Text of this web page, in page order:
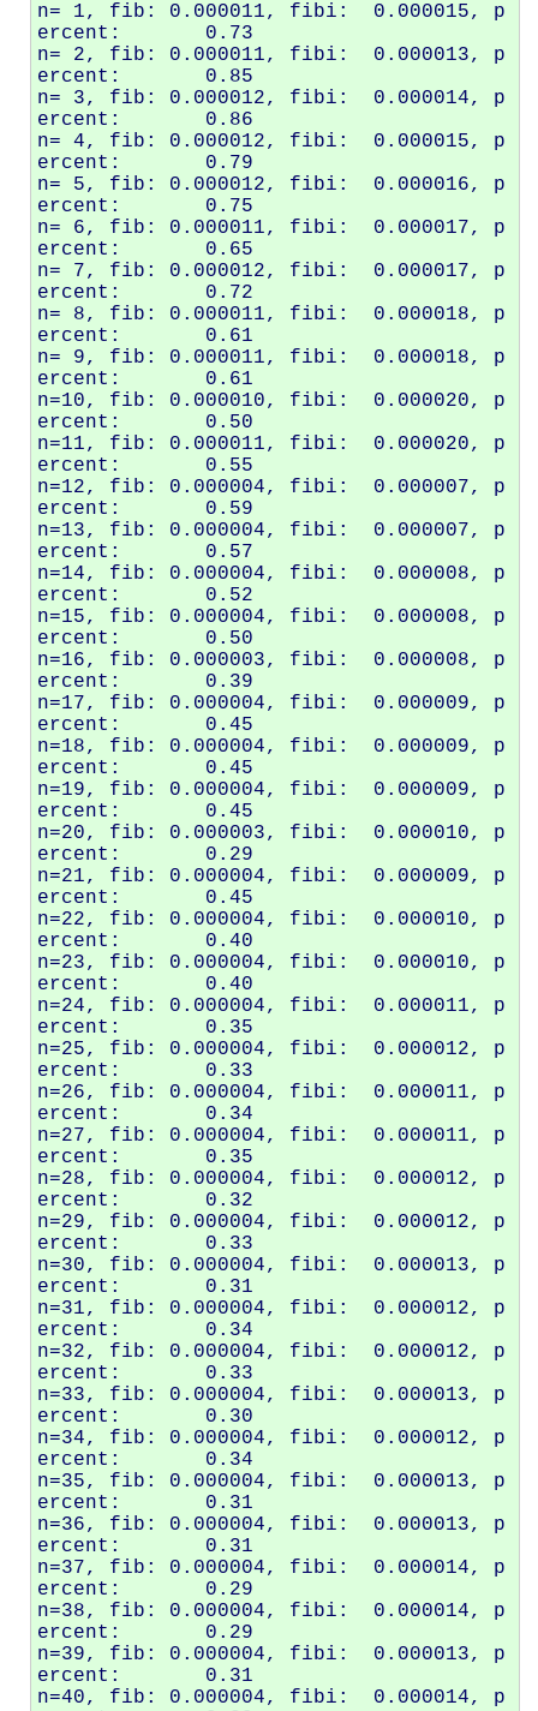
n= 1, fib: 0.000011, fibi:  0.000015, p
ercent:       0.73
n= 2, fib: 0.000011, fibi:  0.000013, p
ercent:       0.85
n= 3, fib: 0.000012, fibi:  0.000014, p
ercent:       0.86
n= 4, fib: 0.000012, fibi:  0.000015, p
ercent:       0.79
n= 5, fib: 0.000012, fibi:  0.000016, p
ercent:       0.75
n= 6, fib: 0.000011, fibi:  0.000017, p
ercent:       0.65
n= 7, fib: 0.000012, fibi:  0.000017, p
ercent:       0.72
n= 8, fib: 0.000011, fibi:  0.000018, p
ercent:       0.61
n= 9, fib: 0.000011, fibi:  0.000018, p
ercent:       0.61
n=10, fib: 0.000010, fibi:  0.000020, p
ercent:       0.50
n=11, fib: 0.000011, fibi:  0.000020, p
ercent:       0.55
n=12, fib: 0.000004, fibi:  0.000007, p
ercent:       0.59
n=13, fib: 0.000004, fibi:  0.000007, p
ercent:       0.57
n=14, fib: 0.000004, fibi:  0.000008, p
ercent:       0.52
n=15, fib: 0.000004, fibi:  0.000008, p
ercent:       0.50
n=16, fib: 0.000003, fibi:  0.000008, p
ercent:       0.39
n=17, fib: 0.000004, fibi:  0.000009, p
ercent:       0.45
n=18, fib: 0.000004, fibi:  0.000009, p
ercent:       0.45
n=19, fib: 0.000004, fibi:  0.000009, p
ercent:       0.45
n=20, fib: 0.000003, fibi:  0.000010, p
ercent:       0.29
n=21, fib: 0.000004, fibi:  0.000009, p
ercent:       0.45
n=22, fib: 0.000004, fibi:  0.000010, p
ercent:       0.40
n=23, fib: 0.000004, fibi:  0.000010, p
ercent:       0.40
n=24, fib: 0.000004, fibi:  0.000011, p
ercent:       0.35
n=25, fib: 0.000004, fibi:  0.000012, p
ercent:       0.33
n=26, fib: 0.000004, fibi:  0.000011, p
ercent:       0.34
n=27, fib: 0.000004, fibi:  0.000011, p
ercent:       0.35
n=28, fib: 0.000004, fibi:  0.000012, p
ercent:       0.32
n=29, fib: 0.000004, fibi:  0.000012, p
ercent:       0.33
n=30, fib: 0.000004, fibi:  0.000013, p
ercent:       0.31
n=31, fib: 0.000004, fibi:  0.000012, p
ercent:       0.34
n=32, fib: 0.000004, fibi:  0.000012, p
ercent:       0.33
n=33, fib: 0.000004, fibi:  0.000013, p
ercent:       0.30
n=34, fib: 0.000004, fibi:  0.000012, p
ercent:       0.34
n=35, fib: 0.000004, fibi:  0.000013, p
ercent:       0.31
n=36, fib: 0.000004, fibi:  0.000013, p
ercent:       0.31
n=37, fib: 0.000004, fibi:  0.000014, p
ercent:       0.29
n=38, fib: 0.000004, fibi:  0.000014, p
ercent:       0.29
n=39, fib: 0.000004, fibi:  0.000013, p
ercent:       0.31
n=40, fib: 0.000004, fibi:  0.000014, p